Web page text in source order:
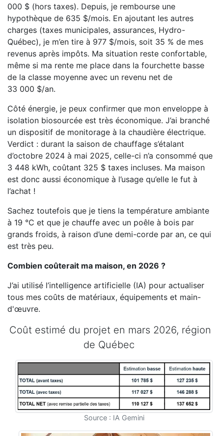
000 $ (hors taxes). Depuis, je rembourse une
hypothèque de 635 $/mois. En ajoutant les autres
charges (taxes municipales, assurances, Hydro-
Québec), je m’en tire à 977 $/mois, soit 35 % de mes
revenus après impôts. Ma situation reste confortable,
même si ma rente me place dans la fourchette basse
de la classe moyenne avec un revenu net de
33 000 $/an.
Côté énergie, je peux confirmer que mon enveloppe à
isolation biosourcée est très économique. J’ai branché
un dispositif de monitorage à la chaudière électrique.
Verdict : durant la saison de chauffage s’étalant
d’octobre 2024 à mai 2025, celle-ci n’a consommé que
3 448 kWh, coûtant 325 $ taxes incluses. Ma maison
est donc aussi économique à l’usage qu’elle le fut à
l’achat !
Sachez toutefois que je tiens la température ambiante
à 19 °C et que je chauffe avec un poêle à bois par
grands froids, à raison d’une demi-corde par an, ce qui
est très peu.
Combien coûterait ma maison, en 2026 ?
J’ai utilisé l’intelligence artificielle (IA) pour actualiser
tous mes coûts de matériaux, équipements et main-
d'œuvre.
Coût estimé du projet en mars 2026, région
de Québec
Source : IA Gemini